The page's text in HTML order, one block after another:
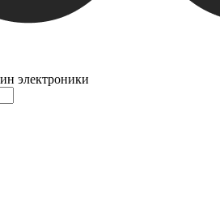
электроники